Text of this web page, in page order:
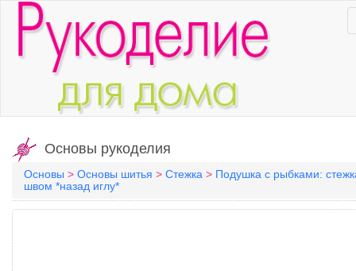
Основы рукоделия
Основы > Основы шитья > Стежка > Подушка с рыбками:
швом *назад иглу*